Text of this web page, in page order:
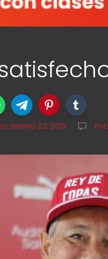
febrero 22, 2019